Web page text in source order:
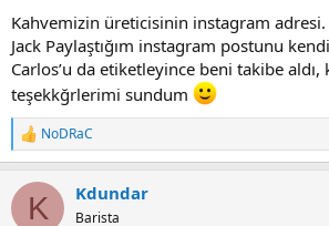
Kahvemizin üreticisinin instagram adresi.
Jack Paylaştığım instagram postunu
Carlos’u da etiketleyince beni takibe
teşekkğrlerimi sundum
T
e
k
NoDRaC
K Kdundar
Barista